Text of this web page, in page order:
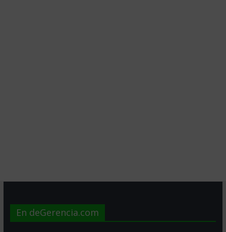
En deGerencia.com